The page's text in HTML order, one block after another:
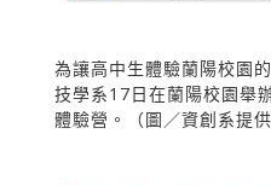
為讓高中生體驗蘭陽校園
技學系17日在蘭陽校園舉
體驗營。（圖／資創系提供